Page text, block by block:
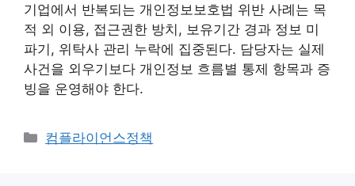
기업에서 반복되는 개인정보보호법 위반 사례는 목
적 외 이용, 접근권한 방치, 보유기간 경과 정보 미
파기, 위탁사 관리 누락에 집중된다. 담당자는 실제
사건을 외우기보다 개인정보 흐름별 통제 항목과 증
빙을 운영해야 한다.
카
컴플라이언스정책